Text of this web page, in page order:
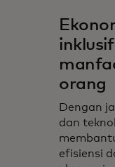
orang
Dengan
dan
efisiensi